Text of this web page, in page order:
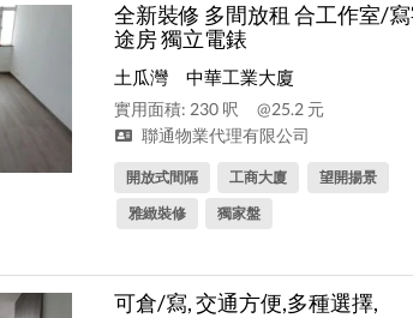
全新裝修 多間放租 合工作室/
途房 獨立電錶
土瓜灣 中華工業大廈
實用面積: 230 呎
@25.2 元
聯通物業代理有限公司
開放式間隔 工商大廈
望開揚景
雅緻裝修
獨家盤
可倉/寫, 交通方便,多種選擇,